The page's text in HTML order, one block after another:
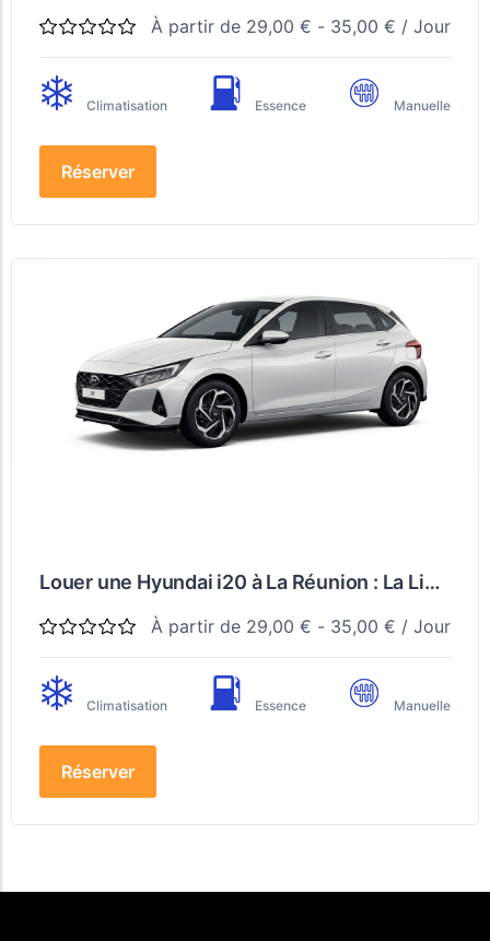
À partir de 29,00 € - 35,00 € / Jour
Climatisation Essence Manuelle
Réserver
Louer une Hyundai i20 à La Réunion : La Liberté de Rouler Partout
À partir de 29,00 € - 35,00 € / Jour
Climatisation Essence Manuelle
Réserver